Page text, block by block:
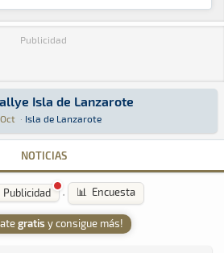
GALERÍAS
Publicidad
Isla de Lanzarote
· Isla de Lanzarote
de Lanzarote: Aquí podrás encontrar
Lanzarote
NOTICIAS
Publicidad · 📊 Encuesta
gratis y consigue más!